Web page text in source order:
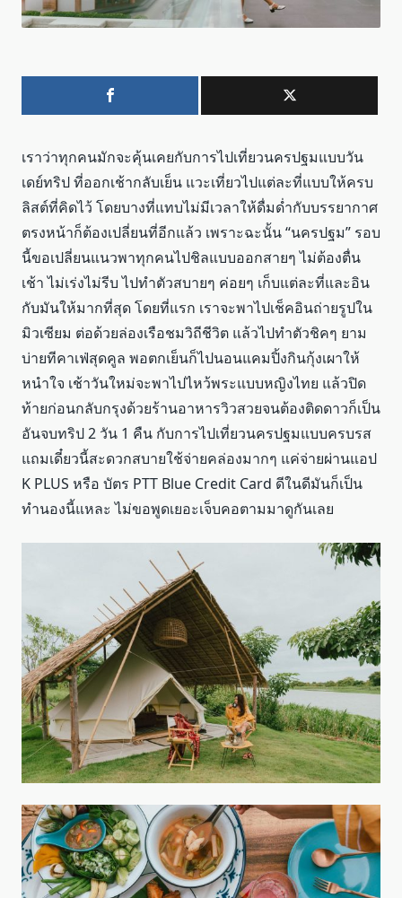
เราว่าทุกคนมักจะคุ้นเคยกับการไปเที่ยวนครปฐมแบบวัน
เดย์ทริป ที่ออกเช้ากลับเย็น แวะเที่ยวไปแต่ละที่แบบให้ครบ
ลิสต์ที่คิดไว้ โดยบางที่แทบไม่มีเวลาให้ดื่มด่ำกับบรรยากาศ
ตรงหน้าก็ต้องเปลี่ยนที่อีกแล้ว เพราะฉะนั้น “นครปฐม” รอบ
นี้ขอเปลี่ยนแนวพาทุกคนไปชิลแบบออกสายๆ ไม่ต้องตื่น
เช้า ไม่เร่งไม่รีบ ไปทำตัวสบายๆ ค่อยๆ เก็บแต่ละที่และอิน
กับมันให้มากที่สุด โดยที่แรก เราจะพาไปเช็คอินถ่ายรูปใน
มิวเซียม ต่อด้วยล่องเรือชมวิถีชีวิต แล้วไปทำตัวชิคๆ ยาม
บ่ายทีคาเฟ่สุดคูล พอตกเย็นก็ไปนอนแคมปิ้งกินกุ้งเผาให้
หนำใจ เช้าวันใหม่จะพาไปไหว้พระแบบหญิงไทย แล้วปิด
ท้ายก่อนกลับกรุงด้วยร้านอาหารวิวสวยจนต้องติดดาวก็เป็น
อันจบทริป 2 วัน 1 คืน กับการไปเที่ยวนครปฐมแบบครบรส
แถมเดี๋ยวนี้สะดวกสบายใช้จ่ายคล่องมากๆ แค่จ่ายผ่านแอป
K PLUS หรือ บัตร PTT Blue Credit Card ดีในดีมันก็เป็น
ทำนองนี้แหละ ไม่ขอพูดเยอะเจ็บคอตามมาดูกันเลย